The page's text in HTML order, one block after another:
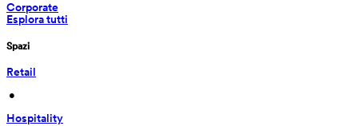
Corporate
Esplora tutti
Spazi
Retail
•
Hospitality